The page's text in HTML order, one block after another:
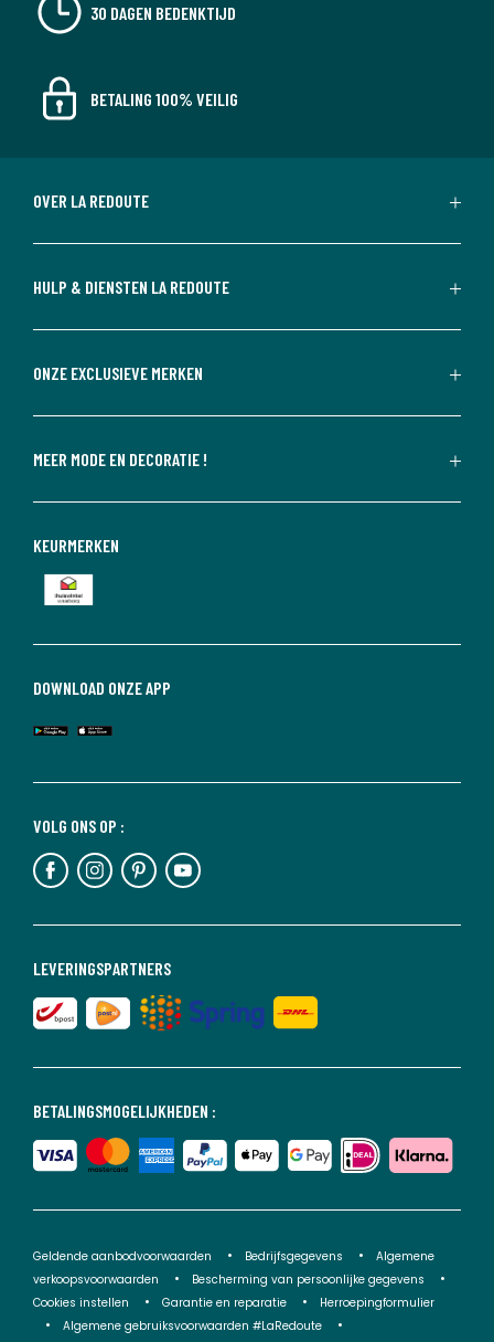
30 DAGEN BEDENKTIJD
BETALING 100% VEILIG
OVER LA REDOUTE
HULP & DIENSTEN LA REDOUTE
ONZE EXCLUSIEVE MERKEN
MEER MODE EN DECORATIE !
BETALINGSMOGELIJKHEDEN :
LEVERINGSPARTNERS
VOLG ONS OP :
DOWNLOAD ONZE APP
KEURMERKEN
Geldende aanbodvoorwaarden Bedrijfsgegevens
Algemene
verkoopsvoorwaarden
Bescherming van persoonlijke gegevens
Cookies instellen
Garantie en reparatie
Herroepingformulier
Algemene gebruiksvoorwaarden #LaRedoute